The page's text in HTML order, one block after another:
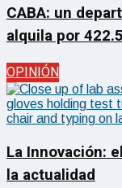
CABA: un
alquila por
OPINIÓN
La Innovación:
la actualidad